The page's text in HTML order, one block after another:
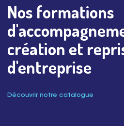
Nos formations
création et
d'entreprise
Découvrir notre catalogue